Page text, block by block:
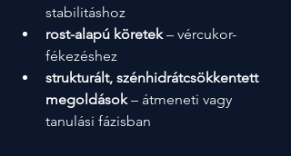
stabilitáshoz
rost-alapú köretek – vércukor-
fékezéshez
strukturált, szénhidrátcsökkentett
megoldások – átmeneti vagy
tanulási fázisban